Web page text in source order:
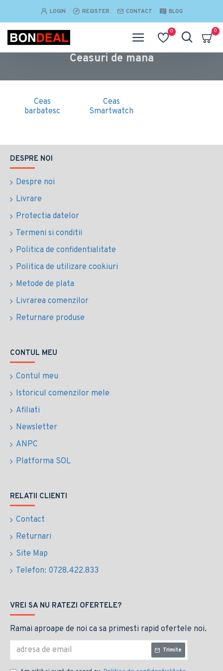
LOGIN REGISTER CONTACT BLOG
0 0
Ceasuri de mana
Ceas
barbatesc
Ceas
Smartwatch
DESPRE NOI
Despre noi
Livrare
Protectia datelor
Termeni si conditii
Politica de confidentialitate
Politica de utilizare cookiuri
Metode de plata
Livrarea comenzilor
Returnare produse
CONTUL MEU
Contul meu
Istoricul comenzilor mele
Afiliati
Newsletter
ANPC
Platforma SOL
RELATII CLIENTI
Contact
Returnari
Site Map
Telefon: 0728.422.833
VREI SA NU RATEZI OFERTELE?
Ramai aproape de noi ca sa primesti rapid ofertele noi.
Trimite